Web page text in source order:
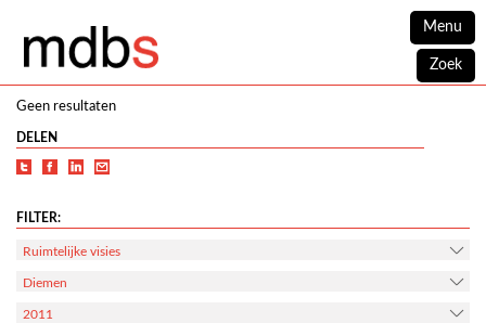
Menu
Zoek
Geen resultaten
DELEN
FILTER:
Ruimtelijke visies
Diemen
2011